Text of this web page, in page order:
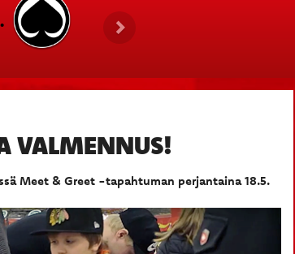
VALMENNUS!
Meet & Greet -tapahtuman perjantaina 18.5.